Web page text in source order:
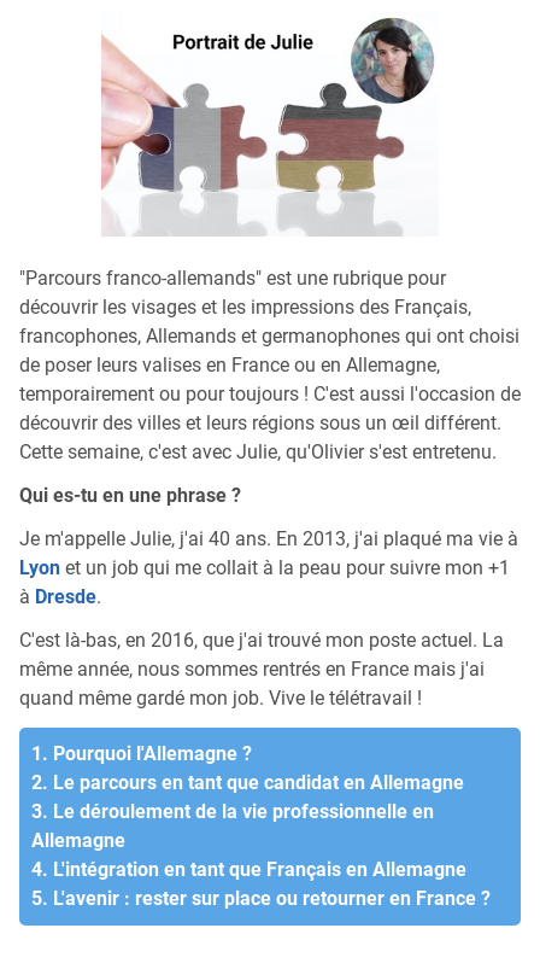
"Parcours franco-allemands" est une rubrique pour
découvrir les visages et les impressions des Français,
francophones, Allemands et germanophones qui ont choisi
de poser leurs valises en France ou en Allemagne,
temporairement ou pour toujours ! C'est aussi l'occasion de
découvrir des villes et leurs régions sous un œil différent.
Cette semaine, c'est avec Julie, qu'Olivier s'est entretenu.
Qui es-tu en une phrase ?
Je m'appelle Julie, j'ai 40 ans. En 2013, j'ai plaqué ma vie à
Lyon et un job qui me collait à la peau pour suivre mon +1
à Dresde.
C'est là-bas, en 2016, que j'ai trouvé mon poste actuel. La
même année, nous sommes rentrés en France mais j'ai
quand même gardé mon job. Vive le télétravail !
1. Pourquoi l'Allemagne ?
2. Le parcours en tant que candidat en Allemagne
3. Le déroulement de la vie professionnelle en
Allemagne
4. L'intégration en tant que Français en Allemagne
5. L'avenir : rester sur place ou retourner en France ?